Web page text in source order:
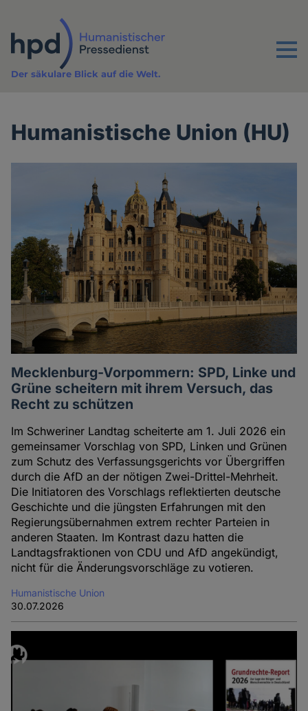
Inhalt
Menu
Der säkulare Blick auf die Welt.
Humanistische Union (HU)
Mecklenburg-Vorpommern: SPD, Linke und
Grüne scheitern mit ihrem Versuch, das
Recht zu schützen
Im Schweriner Landtag scheiterte am 1. Juli 2026 ein
gemeinsamer Vorschlag von SPD, Linken und Grünen
zum Schutz des Verfassungsgerichts vor Übergriffen
durch die AfD an der nötigen Zwei-Drittel-Mehrheit.
Die Initiatoren des Vorschlags reflektierten deutsche
Geschichte und die jüngsten Erfahrungen mit den
Regierungsübernahmen extrem rechter Parteien in
anderen Staaten. Im Kontrast dazu hatten die
Landtagsfraktionen von CDU und AfD angekündigt,
nicht für die Änderungsvorschläge zu votieren.
Humanistische Union
30.07.2026